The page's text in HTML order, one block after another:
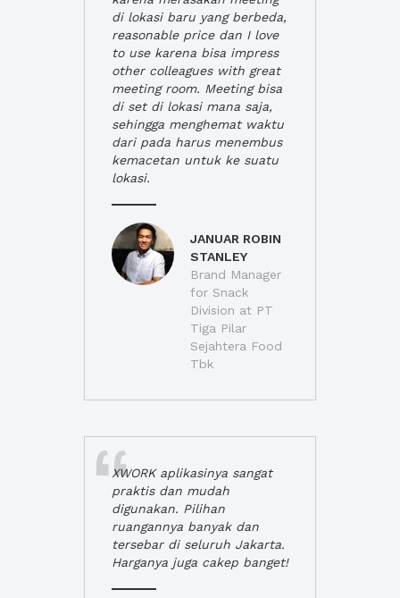
di lokasi baru yang berbeda,
reasonable price dan I love
to use karena bisa impress
other colleagues with great
meeting room. Meeting bisa
di set di lokasi mana saja,
sehingga menghemat waktu
dari pada harus menembus
kemacetan untuk ke suatu
lokasi.
JANUAR ROBIN
STANLEY
Brand Manager
for Snack
Division at PT
Tiga Pilar
Sejahtera Food
Tbk
XWORK aplikasinya sangat
praktis dan mudah
digunakan. Pilihan
ruangannya banyak dan
tersebar di seluruh Jakarta.
Harganya juga cakep banget!